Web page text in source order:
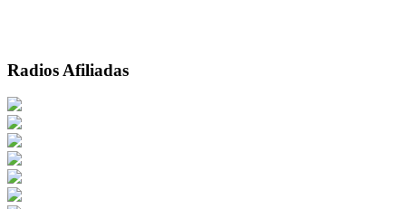
Radios Afiliadas